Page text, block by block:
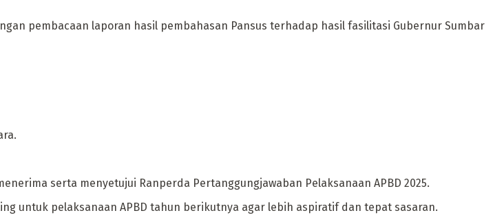
pembacaan laporan hasil pembahasan Pansus terhadap hasil fasilitasi Gubernur Sumbar
serta menyetujui Ranperda Pertanggungjawaban Pelaksanaan APBD 2025.
untuk pelaksanaan APBD tahun berikutnya agar lebih aspiratif dan tepat sasaran.